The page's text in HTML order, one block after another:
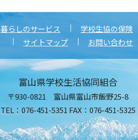
暮らしのサービス 学校生協の保険
サイトマップ
お問い合わせ
富山県学校生活協同組合
〒930-0821 富山県富山市飯野25-8
TEL：076-451-5351 FAX：076-451-5325